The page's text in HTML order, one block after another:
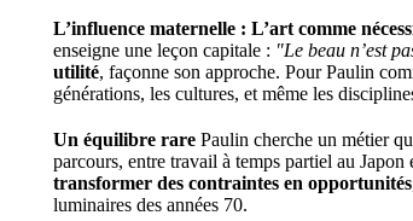
L’influence maternelle : L’art comme
enseigne une leçon capitale : "Le beau n’est
utilité, façonne son approche. Pour Paulin
générations, les cultures, et même les
Un équilibre rare Paulin cherche un métier
parcours, entre travail à temps partiel au
transformer des contraintes en opportunités
luminaires des années 70.